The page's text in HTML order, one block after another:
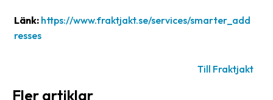
farligt
Länk: https://www.fraktjakt.se/services/smarter_add
resses
Till Fraktjakt
Fler artiklar